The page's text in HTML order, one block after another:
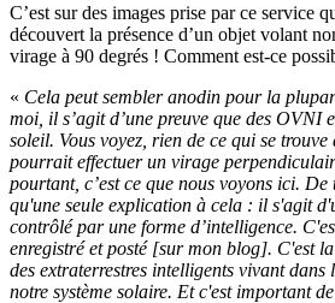
C’est sur des images prise par ce service
découvert la présence d’un objet volant
virage à 90 degrés ! Comment est-ce
« Cela peut sembler anodin pour la
moi, il s’agit d’une preuve que des OVNI
soleil. Vous voyez, rien de ce qui se trouve
pourrait effectuer un virage
pourtant, c’est ce que nous voyons ici. De
qu'une seule explication à cela : il s'agit
contrôlé par une forme d’intelligence.
enregistré et posté [sur mon blog]. C'est
des extraterrestres intelligents vivant dans
notre système solaire. Et c'est important